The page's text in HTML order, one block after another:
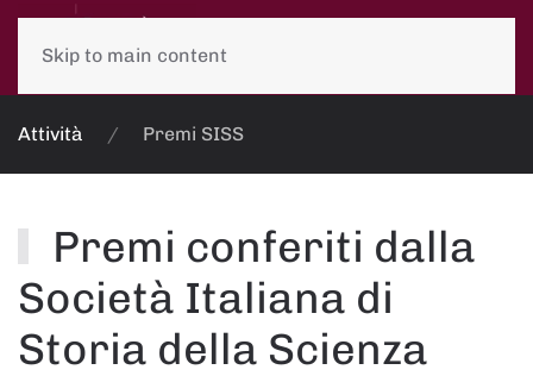
Skip to main content
Attività Premi SISS
Premi conferiti dalla
Società Italiana di
Storia della Scienza